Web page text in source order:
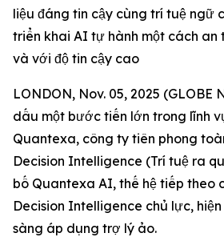
liệu đáng tin cậy cùng trí tuệ ngữ
triển khai AI tự hành một cách an
và với độ tin cậy cao
LONDON, Nov. 05, 2025 (GLOBE
dấu một bước tiến lớn trong lĩnh
Quantexa, công ty tiên phong
Decision Intelligence (Trí tuệ ra
bố Quantexa AI, thế hệ tiếp theo
Decision Intelligence chủ lực,
sàng áp dụng trợ lý ảo.